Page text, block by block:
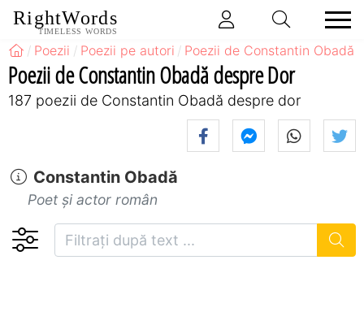
RightWords
TIMELESS WORDS
Poezii Poezii pe autori Poezii de Constantin Obadă
Poezii de Constantin Obadă despre Dor
187 poezii de Constantin Obadă despre dor
Constantin Obadă
Poet și actor român